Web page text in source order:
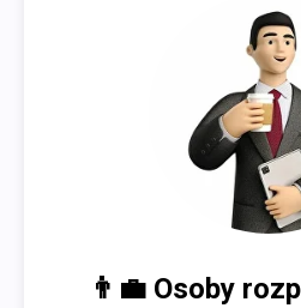
👨‍💼 Osoby